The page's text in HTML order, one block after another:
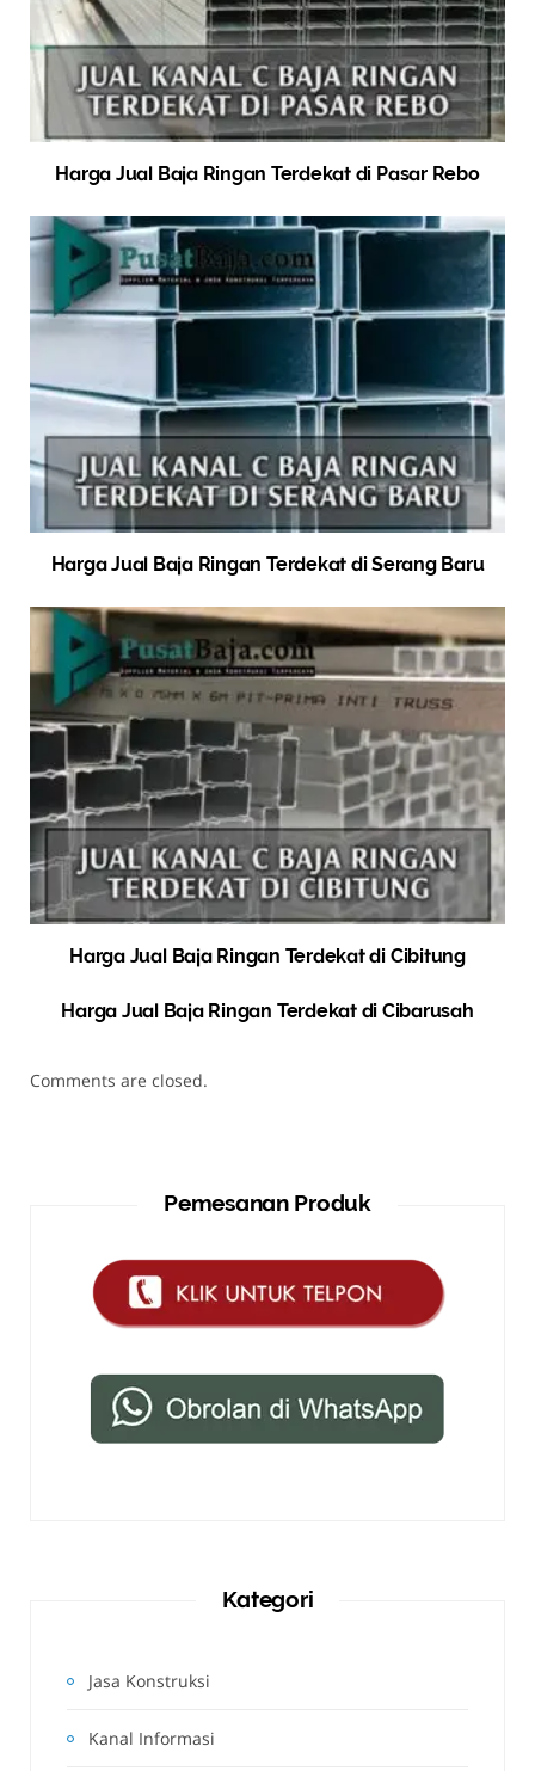
Harga Jual Baja Ringan Terdekat di Pasar Rebo
Harga Jual Baja Ringan Terdekat di Serang Baru
Harga Jual Baja Ringan Terdekat di Cibitung
Harga Jual Baja Ringan Terdekat di Cibarusah
Comments are closed.
Pemesanan Produk
Kategori
Jasa Konstruksi
Kanal Informasi